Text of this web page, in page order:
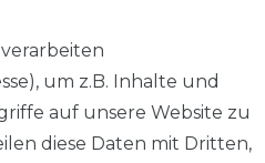
um z.B. Inhalte und
auf unsere Website zu
diese Daten mit Dritten,